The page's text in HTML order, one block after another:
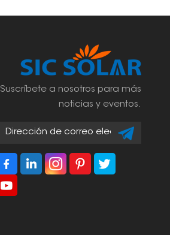
Suscríbete a nosotros para más
noticias y eventos.